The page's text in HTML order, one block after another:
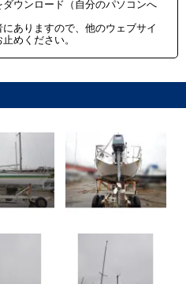
ウンロード（自分のパソコンへ
ありますので、他のウェブサイ
めください。